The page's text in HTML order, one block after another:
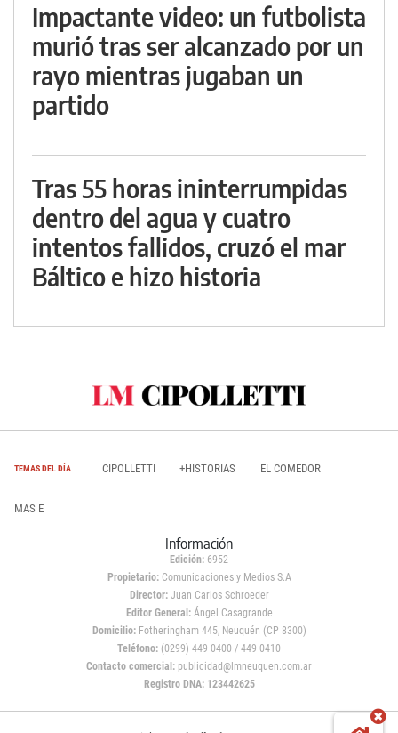
Impactante video: un futbolista
murió tras ser alcanzado por un
rayo mientras jugaban un
partido
Tras 55 horas ininterrumpidas
dentro del agua y cuatro
intentos fallidos, cruzó el mar
Báltico e hizo historia
TEMAS DEL DÍA CIPOLLETTI +HISTORIAS EL COMEDOR
MAS E
Información
Edición: 6952
Propietario:Comunicaciones y Medios S.A
Director: Juan Carlos Schroeder
Editor General:Ángel Casagrande
Domicilio:Fotheringham 445, Neuquén (CP 8300)
Teléfono: (0299) 449 0400 / 449 0410
Contacto comercial: publicidad@lmneuquen.com.ar
Registro DNA: 123442625